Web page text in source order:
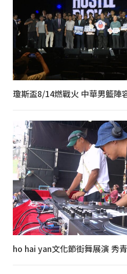
瓊斯盃8/14燃戰火 中華男籃陣
ho hai yan文化節街舞展演 秀